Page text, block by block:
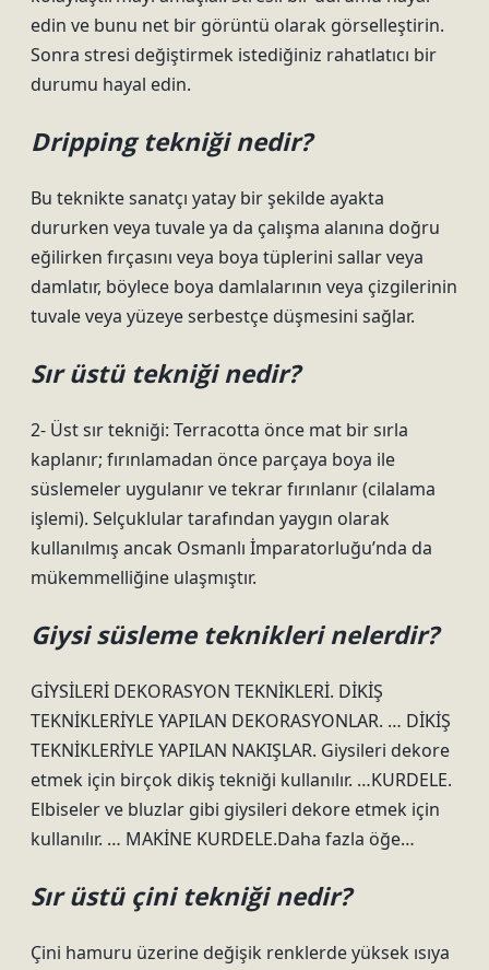
edin ve bunu net bir görüntü olarak görselleştirin.
Sonra stresi değiştirmek istediğiniz rahatlatıcı bir
durumu hayal edin.
Dripping tekniği nedir?
Bu teknikte sanatçı yatay bir şekilde ayakta
dururken veya tuvale ya da çalışma alanına doğru
eğilirken fırçasını veya boya tüplerini sallar veya
damlatır, böylece boya damlalarının veya çizgilerinin
tuvale veya yüzeye serbestçe düşmesini sağlar.
Sır üstü tekniği nedir?
2- Üst sır tekniği: Terracotta önce mat bir sırla
kaplanır; fırınlamadan önce parçaya boya ile
süslemeler uygulanır ve tekrar fırınlanır (cilalama
işlemi). Selçuklular tarafından yaygın olarak
kullanılmış ancak Osmanlı İmparatorluğu’nda da
mükemmelliğine ulaşmıştır.
Giysi süsleme teknikleri nelerdir?
GİYSİLERİ DEKORASYON TEKNİKLERİ. DİKİŞ
TEKNİKLERİYLE YAPILAN DEKORASYONLAR. … DİKİŞ
TEKNİKLERİYLE YAPILAN NAKIŞLAR. Giysileri dekore
etmek için birçok dikiş tekniği kullanılır. …KURDELE.
Elbiseler ve bluzlar gibi giysileri dekore etmek için
kullanılır. … MAKİNE KURDELE.Daha fazla öğe…
Sır üstü çini tekniği nedir?
Çini hamuru üzerine değişik renklerde yüksek ısıya